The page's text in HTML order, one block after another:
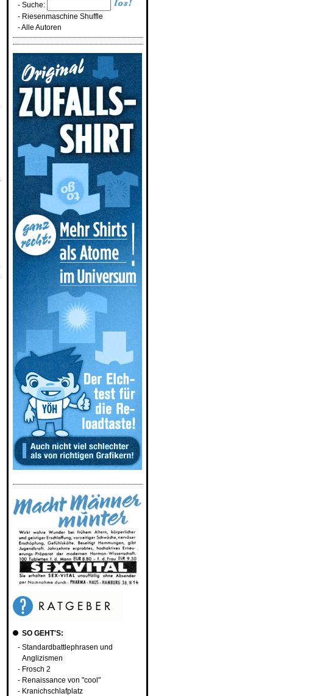
- Suche:
- Riesenmaschine Shuffle
-Alle Autoren
SO GEHT'S:
- Standardbattlephrasen und
Anglizismen
- Frosch 2
- Renaissance von "cool"
- Kranichschlafplatz